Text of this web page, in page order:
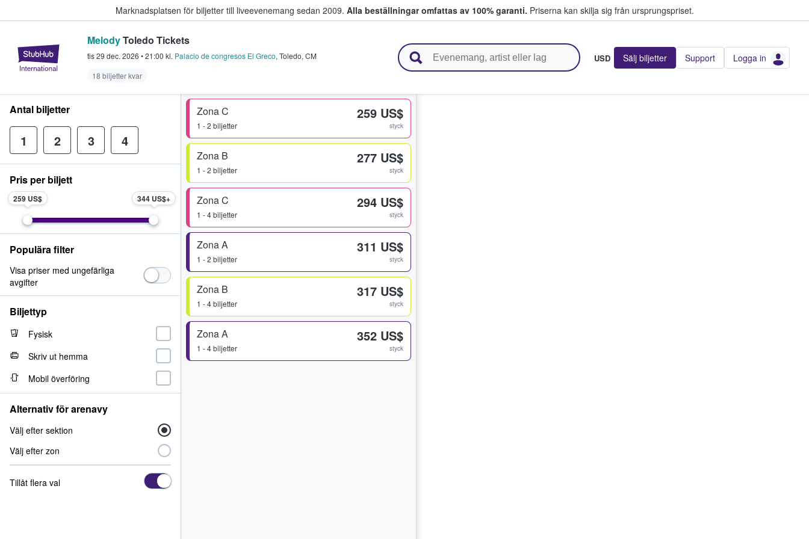
Marknadsplatsen för biljetter till liveevenemang sedan 2009. Alla beställningar omfattas av 100% garanti. Priserna kan skilja sig från ursprungspriset.
StubHub – där fans köper och säljer biljetter.
MelodyToledo Tickets
tis 29 dec. 2026 •21:00 kl. Palacio de congresos El Greco, Toledo, CM
18 biljetter kvar
USD Sälj biljetter Support Logga in
Zona C
1 - 2 biljetter
259 US$
styck
Zona B
1 - 2 biljetter
277 US$
styck
Zona C
1 - 4 biljetter
294 US$
styck
Zona A
1 - 2 biljetter
311 US$
styck
Zona B
1 - 4 biljetter
317 US$
styck
Zona A
1 - 4 biljetter
352 US$
styck
Antal biljetter
1 2 3 4
Pris per biljett
259 US$ 344 US$
Populära filter
Visa priser med ungefärliga
avgifter
Biljettyp
Fysisk
Skriv ut hemma
Mobil överföring
Alternativ för arenavy
Välj efter sektion
Välj efter zon
Tillåt flera val